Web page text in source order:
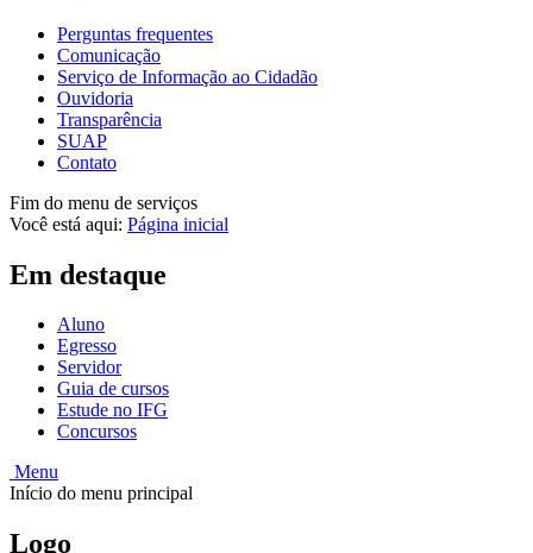
Perguntas frequentes
Comunicação
Serviço de Informação ao Cidadão
Ouvidoria
Transparência
SUAP
Contato
Fim do menu de serviços
Você está aqui: Página inicial
Em destaque
Aluno
Egresso
Servidor
Guia de cursos
Estude no IFG
Concursos
Menu
Início do menu principal
Logo